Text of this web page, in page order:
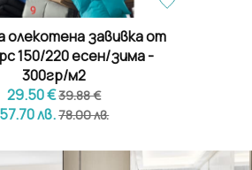
олекотена завивка от
150/220 есен/зима -
300гр/м2
29.50 €39.88 €
57.70 лв.78.00 лв.